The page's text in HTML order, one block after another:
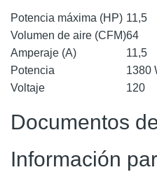
Potencia máxima (HP) 11,5
Volumen de aire (CFM)64
Amperaje (A)
11,5
Potencia
1380
Voltaje
120
Documentos
Información